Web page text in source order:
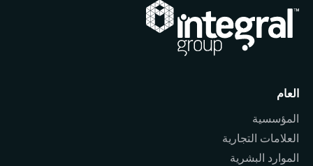
العام
المؤسسية
العلامات التجارية
الموارد البشرية